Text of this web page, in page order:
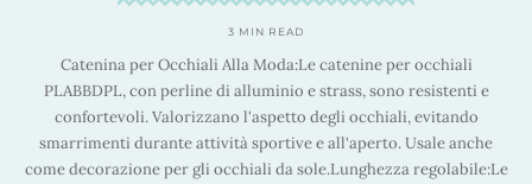
3 MIN READ
Catenina per Occhiali Alla Moda:Le catenine per occhiali
PLABBDPL, con perline di alluminio e strass, sono resistenti e
confortevoli. Valorizzano l'aspetto degli occhiali, evitando
smarrimenti durante attività sportive e all'aperto. Usale anche
come decorazione per gli occhiali da sole.Lunghezza regolabile:Le